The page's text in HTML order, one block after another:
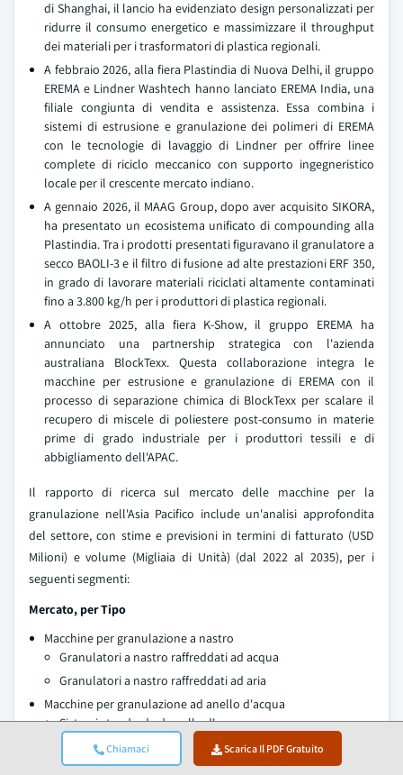
Chiamaci Scarica Il PDF Gratuito
di Shanghai, il lancio ha evidenziato design personalizzati per
ridurre il consumo energetico e massimizzare il throughput
dei materiali per i trasformatori di plastica regionali.
A febbraio 2026, alla fiera Plastindia di Nuova Delhi, il gruppo
EREMA e Lindner Washtech hanno lanciato EREMA India, una
filiale congiunta di vendita e assistenza. Essa combina i
sistemi di estrusione e granulazione dei polimeri di EREMA
con le tecnologie di lavaggio di Lindner per offrire linee
complete di riciclo meccanico con supporto ingegneristico
locale per il crescente mercato indiano.
A gennaio 2026, il MAAG Group, dopo aver acquisito SIKORA,
ha presentato un ecosistema unificato di compounding alla
Plastindia. Tra i prodotti presentati figuravano il granulatore a
secco BAOLI-3 e il filtro di fusione ad alte prestazioni ERF 350,
in grado di lavorare materiali riciclati altamente contaminati
fino a 3.800 kg/h per i produttori di plastica regionali.
A ottobre 2025, alla fiera K-Show, il gruppo EREMA ha
annunciato una partnership strategica con l'azienda
australiana BlockTexx. Questa collaborazione integra le
macchine per estrusione e granulazione di EREMA con il
processo di separazione chimica di BlockTexx per scalare il
recupero di miscele di poliestere post-consumo in materie
prime di grado industriale per i produttori tessili e di
abbigliamento dell'APAC.
Il rapporto di ricerca sul mercato delle macchine per la
granulazione nell'Asia Pacifico include un'analisi approfondita
del settore, con stime e previsioni in termini di fatturato (USD
Milioni) e volume (Migliaia di Unità) (dal 2022 al 2035), per i
seguenti segmenti:
Mercato, per Tipo
Macchine per granulazione a nastro
Granulatori a nastro raffreddati ad acqua
Granulatori a nastro raffreddati ad aria
Macchine per granulazione ad anello d'acqua
Sistemi standard ad anello d'acqua
Sistemi ad anello d'acqua ad alto throughput
Macchine per granulazione subacquea